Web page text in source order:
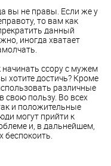
вы не правы. Если же у
то вам как
данный
иногда хватает
ссору с мужем
хотите достичь? Кроме
различные
свою пользу. Во всех
и положительные
могут прийти к
и, в дальнейшем,
беспокоить.